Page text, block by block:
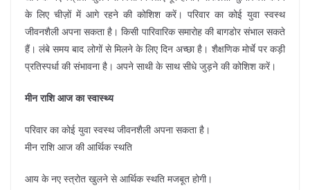
के लिए चीज़ों में आगे रहने की कोशिश करें। परिवार का कोई युवा स्वस्थ
जीवनशैली अपना सकता है। किसी पारिवारिक समारोह की बागडोर संभाल सकते
हैं। लंबे समय बाद लोगों से मिलने के लिए दिन अच्छा है। शैक्षणिक मोर्चे पर कड़ी
प्रतिस्पर्धा की संभावना है। अपने साथी के साथ सीधे जुड़ने की कोशिश करें।
मीन राशि आज का स्वास्थ्य
परिवार का कोई युवा स्वस्थ जीवनशैली अपना सकता है।
मीन राशि आज की आर्थिक स्थति
आय के नए स्त्रोत खुलने से आर्थिक स्थति मजबूत होगी।